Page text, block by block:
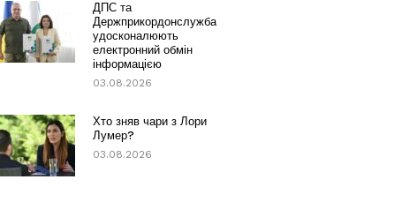
ДПС та
Держприкордонслужба
удосконалюють
електронний обмін
інформацією
03.08.2026
Хто зняв чари з Лори
Лумер?
03.08.2026